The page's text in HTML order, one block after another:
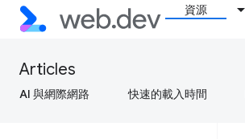
資源
Articles
AI 與網際網路 快速的載入時間